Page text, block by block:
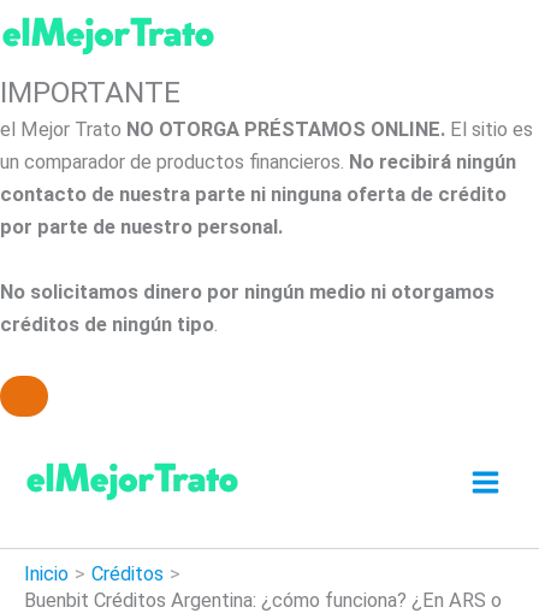
IMPORTANTE
el Mejor Trato NO OTORGA PRÉSTAMOS ONLINE. El sitio es
un comparador de productos financieros. No recibirá ningún
contacto de nuestra parte ni ninguna oferta de crédito
por parte de nuestro personal.
No solicitamos dinero por ningún medio ni otorgamos
créditos de ningún tipo.
contenido
Inicio
Créditos
Buenbit Créditos Argentina: ¿cómo funciona? ¿En ARS o